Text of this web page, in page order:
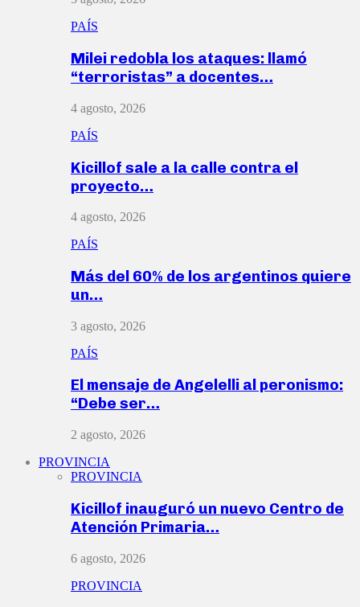
PAÍS
Milei redobla los ataques: llamó
“terroristas” a docentes…
4 agosto, 2026
PAÍS
Kicillof sale a la calle contra el
proyecto…
4 agosto, 2026
PAÍS
Más del 60% de los argentinos quiere
un…
3 agosto, 2026
PAÍS
El mensaje de Angelelli al peronismo:
“Debe ser…
2 agosto, 2026
PROVINCIA
PROVINCIA
Kicillof inauguró un nuevo Centro de
Atención Primaria…
6 agosto, 2026
PROVINCIA